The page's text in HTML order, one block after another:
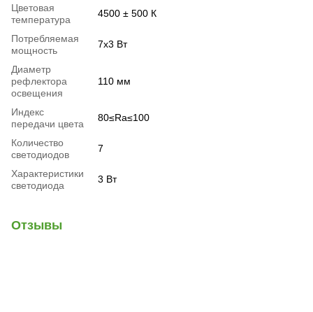
Цветовая
температура
4500 ± 500 К
Потребляемая
мощность
7x3 Вт
Диаметр
рефлектора
освещения
110 мм
Индекс
передачи цвета
80≤Ra≤100
Количество
светодиодов
7
Характеристики
светодиода
3 Вт
Отзывы